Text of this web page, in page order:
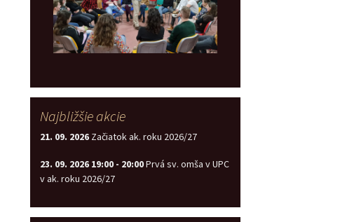
Najbližšie akcie
21. 09. 2026 Začiatok ak. roku 2026/27
23. 09. 2026 19:00 - 20:00Prvá sv. omša v UPC
v ak. roku 2026/27